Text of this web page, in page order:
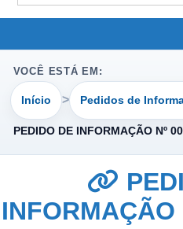
for:
VOCÊ ESTÁ EM:
Início Pedidos de
PEDIDO DE INFORMAÇÃO Nº
INFORMAÇÃO